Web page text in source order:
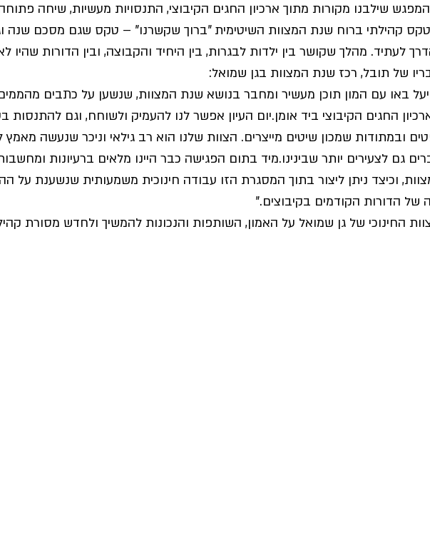
שילבנו מקורות מתוך ארכיון החגים הקיבוצי, התנסויות מעשיות, שיחה
טקס קהילתי ברוח שנת המצוות השיטימית "ברוך שקשרנו" – טקס שגם מסכם שנה
לעתיד. מהלך שקושר בין ילדות לבגרות, בין היחיד והקבוצה, ובין הדורות שהיו
של תובל, רכז שנת המצוות בגן שמואל:
באו עם המון תוכן מעשיר ומחבר בנושא שנת המצוות, שנשען על כתבים
החגים הקיבוצי ביד אומן.יום העיון אפשר לנו להעמיק ולשוחח, וגם להתנסות
ובמתודות שמכון שיטים מייצרים. הצוות שלנו הוא רב גילאי וניכר שנעשה
גם לצעירים יותר שבינינו.מיד בתום הפגישה כבר היינו מלאים ברעיונות
וכיצד ניתן ליצור בתוך המסגרת הזו עבודה חינוכית משמעותית שנשענת על
של הדורות הקודמים בקיבוצים."
החינוכי של גן שמואל על האמון, השותפות והנכונות להמשיך ולחדש מסורת